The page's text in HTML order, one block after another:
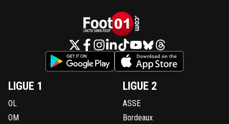
LIGUE 1
OL
OM
LIGUE 2
ASSE
Bordeaux